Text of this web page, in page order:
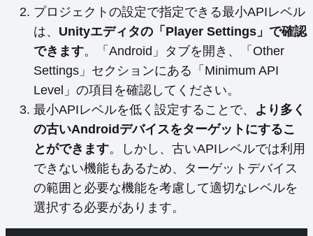
プロジェクトの設定で指定できる最小APIレベル
は、 Unityエディタの「Player Settings」で確認
できます。「Android」タブを開き、「Other
Settings」セクションにある「Minimum API
Level」の項目を確認してください。
最小APIレベルを低く設定することで、 より多く
の古いAndroidデバイスをターゲットにするこ
とができます。しかし、古いAPIレベルでは利用
できない機能もあるため、ターゲットデバイス
の範囲と必要な機能を考慮して適切なレベルを
選択する必要があります。